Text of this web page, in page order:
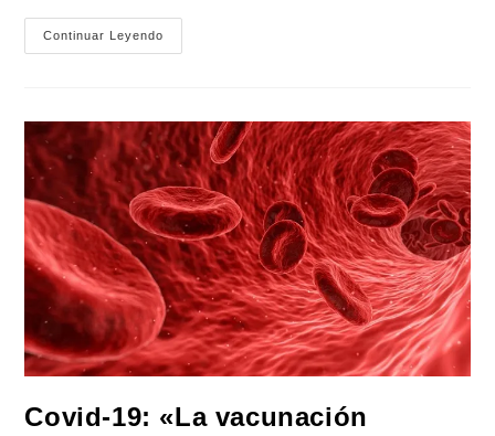
Continuar Leyendo
Ministerio
Que
La
Población
Se
Aplique
Los
Refuerzos
De
La
Vacuna
Anticovid
Covid-19: «La vacunación